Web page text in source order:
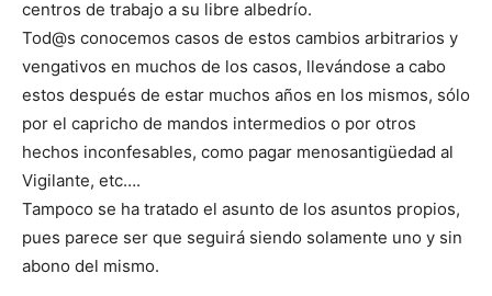
centros de trabajo a su libre albedrío.
Tod@s conocemos casos de estos cambios arbitrarios y
vengativos en muchos de los casos, llevándose a cabo
estos después de estar muchos años en los mismos, sólo
por el capricho de mandos intermedios o por otros
hechos inconfesables, como pagar menosantigüedad al
Vigilante, etc….
Tampoco se ha tratado el asunto de los asuntos propios,
pues parece ser que seguirá siendo solamente uno y sin
abono del mismo.